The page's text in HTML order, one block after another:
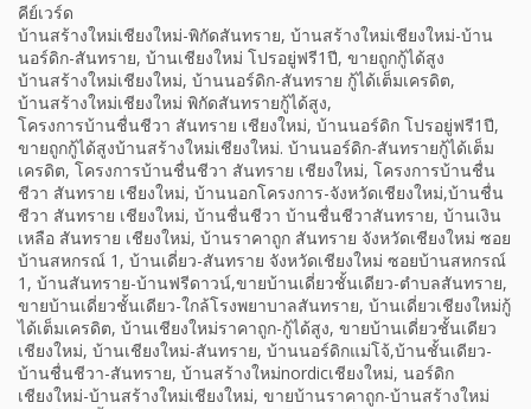
คีย์เวร์ด
บ้านสร้างใหม่เชียงใหม่-พิกัดสันทราย, บ้านสร้างใหม่เชียงใหม่-บ้าน
นอร์ดิก-สันทราย, บ้านเชียงใหม่ โปรอยู่ฟรี1ปี, ขายถูกกู้ได้สูง
บ้านสร้างใหม่เชียงใหม่, บ้านนอร์ดิก-สันทราย กู้ได้เต็มเครดิต,
บ้านสร้างใหม่เชียงใหม่ พิกัดสันทรายกู้ได้สูง,
โครงการบ้านชื่นชีวา สันทราย เชียงใหม่, บ้านนอร์ดิก โปรอยู่ฟรี1ปี,
ขายถูกกู้ได้สูงบ้านสร้างใหม่เชียงใหม่. บ้านนอร์ดิก-สันทรายกู้ได้เต็ม
เครดิต, โครงการบ้านชื่นชีวา สันทราย เชียงใหม่, โครงการบ้านชื่น
ชีวา สันทราย เชียงใหม่, บ้านนอกโครงการ-จังหวัดเชียงใหม่,บ้านชื่น
ชีวา สันทราย เชียงใหม่, บ้านชื่นชีวา บ้านชื่นชีวาสันทราย, บ้านเงิน
เหลือ สันทราย เชียงใหม่, บ้านราคาถูก สันทราย จังหวัดเชียงใหม่ ซอย
บ้านสหกรณ์ 1, บ้านเดี่ยว-สันทราย จังหวัดเชียงใหม่ ซอยบ้านสหกรณ์
1, บ้านสันทราย-บ้านฟรีดาวน์,ขายบ้านเดี่ยวชั้นเดียว-ตำบลสันทราย,
ขายบ้านเดี่ยวชั้นเดียว-ใกล้โรงพยาบาลสันทราย, บ้านเดี่ยวเชียงใหม่กู้
ได้เต็มเครดิต, บ้านเชียงใหม่ราคาถูก-กู้ได้สูง, ขายบ้านเดี่ยวชั้นเดียว
เชียงใหม่, บ้านเชียงใหม่-สันทราย, บ้านนอร์ดิกแม่โจ้,บ้านชั้นเดียว-
บ้านชื่นชีวา-สันทราย, บ้านสร้างใหม่nordicเชียงใหม่, นอร์ดิก
เชียงใหม่-บ้านสร้างใหม่เชียงใหม่, ขายบ้านราคาถูก-บ้านสร้างใหม่